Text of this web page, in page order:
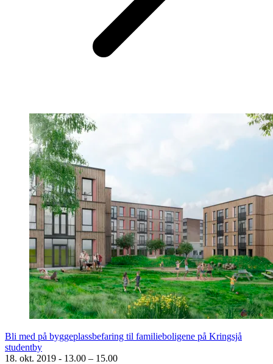
Bli med på byggeplassbefaring til familieboligene på Kringsjå
studentby
18. okt. 2019 - 13.00 – 15.00